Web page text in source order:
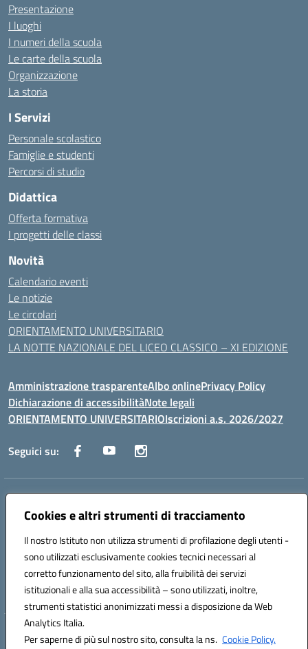
Cookies e altri strumenti di tracciamento
Il nostro Istituto non utilizza strumenti di profilazione degli utenti -
sono utilizzati esclusivamente cookies tecnici necessari al
corretto funzionamento del sito, alla fruibilità dei servizi
istituzionali e alla sua accessibilità – sono utilizzati, inoltre,
strumenti statistici anonimizzati messi a disposizione da Web
Analytics Italia.
Per saperne di più sul nostro sito, consulta la ns. Cookie Policy.
Presentazione
I luoghi
I numeri della scuola
Le carte della scuola
Organizzazione
La storia
I Servizi
Personale scolastico
Famiglie e studenti
Percorsi di studio
Didattica
Offerta formativa
I progetti delle classi
Novità
Calendario eventi
Le notizie
Le circolari
ORIENTAMENTO UNIVERSITARIO
LA NOTTE NAZIONALE DEL LICEO CLASSICO – XI EDIZIONE
Amministrazione trasparenteAlbo onlinePrivacy Policy
Dichiarazione di accessibilitàNote legali
ORIENTAMENTO UNIVERSITARIOIscrizioni a.s. 2026/2027
Seguici su:
Indirizzo:
Centralino:0882 331218 Email:fgps210002@istruzione.it
Codice fiscale: 93071630714
Codice meccanografico:
FGPS210002
Codice unico di fatturazione (CUF): UF7W9K
Hosting & Powered by 3D Solution S.r.l.